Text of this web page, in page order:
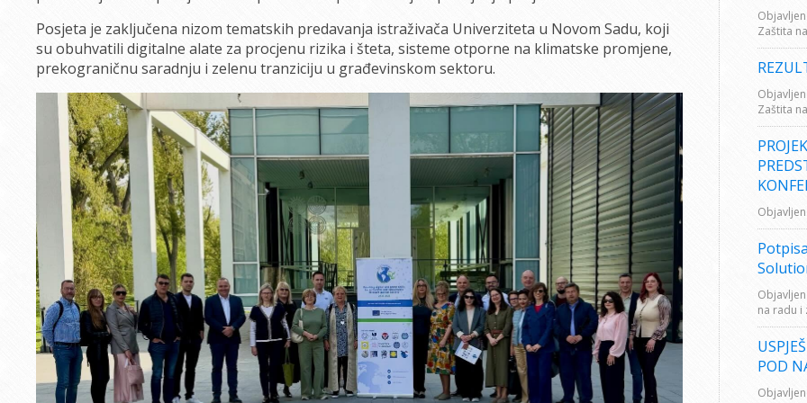
Posjeta je zaključena nizom tematskih predavanja istraživača Univerziteta u Novom Sadu, koji
su obuhvatili digitalne alate za procjenu rizika i šteta, sisteme otporne na klimatske promjene,
prekograničnu saradnju i zelenu tranziciju u građevinskom sektoru.
Zaštita
Zaštita
na radu
POD